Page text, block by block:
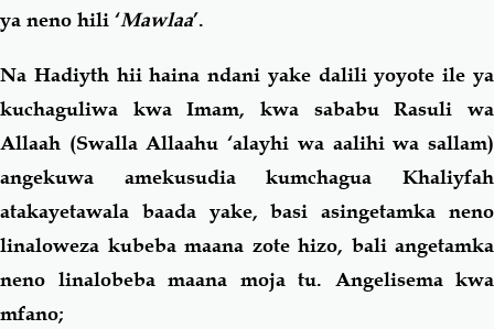
ya neno hili ‘Mawlaa’.
Na Hadiyth hii haina ndani yake dalili yoyote ile ya
kuchaguliwa kwa Imam, kwa sababu Rasuli wa
Allaah (Swalla Allaahu ‘alayhi wa aalihi wa sallam)
angekuwa amekusudia kumchagua Khaliyfah
atakayetawala baada yake, basi asingetamka neno
linaloweza kubeba maana zote hizo, bali angetamka
neno linalobeba maana moja tu. Angelisema kwa
mfano;